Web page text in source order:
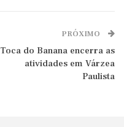
PRÓXIMO
Toca do Banana encerra as
atividades em Várzea
Paulista